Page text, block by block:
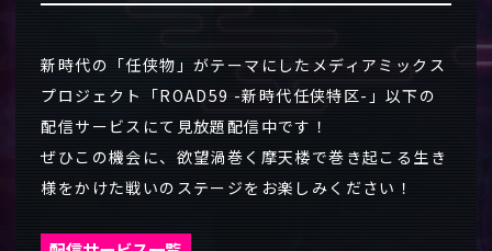
新時代の「任侠物」がテーマにしたメディアミックス
プロジェクト「ROAD59 -新時代任侠特区-」以下の
配信サービスにて見放題配信中です！
ぜひこの機会に、欲望渦巻く摩天楼で巻き起こる生き
様をかけた戦いのステージをお楽しみください！